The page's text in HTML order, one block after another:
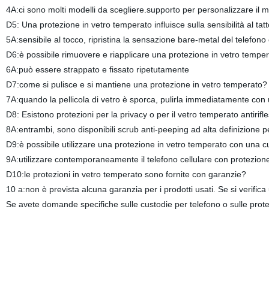
4A:ci sono molti modelli da scegliere.supporto per personalizzare il
D5: Una protezione in vetro temperato influisce sulla sensibilità al
5A:sensibile al tocco, ripristina la sensazione bare-metal del
D6:è possibile rimuovere e riapplicare una protezione in vetro
6A:può essere strappato e fissato ripetutamente
D7:come si pulisce e si mantiene una protezione in vetro temperato?
7A:quando la pellicola di vetro è sporca, pulirla immediatamente con
D8: Esistono protezioni per la privacy o per il vetro temperato
8A:entrambi, sono disponibili scrub anti-peeping ad alta definizione
D9:è possibile utilizzare una protezione in vetro temperato con una
9A:utilizzare contemporaneamente il telefono cellulare con
D10:le protezioni in vetro temperato sono fornite con garanzie?
10 a:non è prevista alcuna garanzia per i prodotti usati. Se si
Se avete domande specifiche sulle custodie per telefono o sulle